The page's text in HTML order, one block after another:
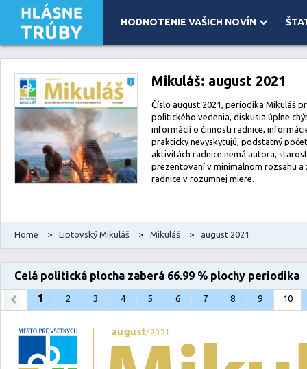
HODNOTENIE VAŠICH NOVÍN
Leaflet| Map data ©OpenStreetMapcontributors, Imagery ©Mapbox
Mikuláš: august 2021
Číslo august 2021, periodika Mikuláš
politického vedenia, diskusia úplne
informácií o činnosti radnice,
prakticky nevyskytujú, podstatný
aktivitách radnice nemá autora,
prezentovaní v minimálnom rozsahu
radnice v rozumnej miere.
Home > Liptovský Mikuláš > Mikuláš > august 2021
Celá politická plocha zaberá 66.99 % plochy periodika
1
2 3 4 5 6 7 8 9 10